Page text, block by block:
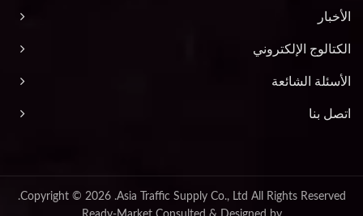
الأخبار
الكتالوج الإلكتروني
الأسئلة الشائعة
اتصل بنا
Copyright © 2026 Asia Traffic Supply Co., Ltd. All Rights Reserved.